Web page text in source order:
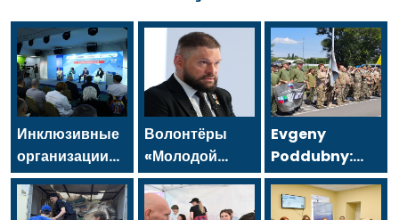
Инклюзивные
организации
передали
Владиславу
Волонтёры
«Молодой
Гвардии
Единой
Evgeny
Poddubny:
Bugün
gençlerimiz,